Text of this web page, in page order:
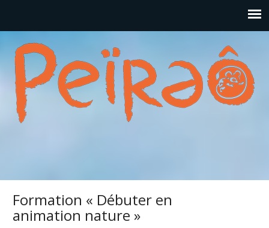
Formation « Débuter en
animation nature »